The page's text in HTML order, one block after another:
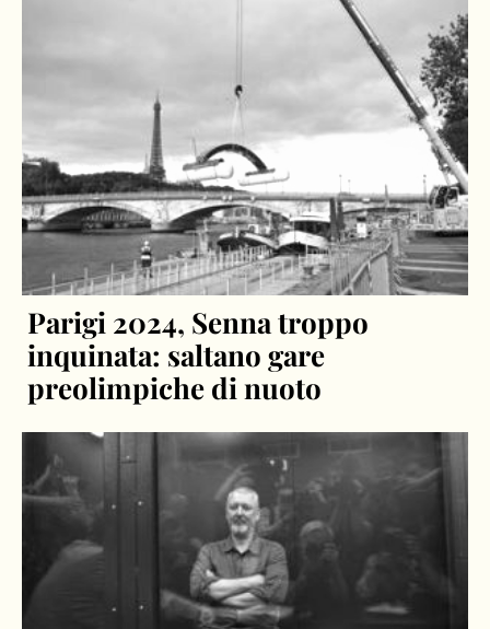
Parigi 2024, Senna troppo
inquinata: saltano gare
preolimpiche di nuoto